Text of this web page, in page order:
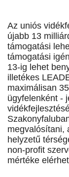
Az uniós
újabb 13
támogatási
támogatási
13-ig lehet
illetékes
maximálisan
ügyfelenként -
megvalósítani,
helyzetű
non-profit
mértéke